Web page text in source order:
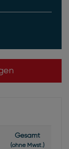
Gesamt
(ohne Mwst.)